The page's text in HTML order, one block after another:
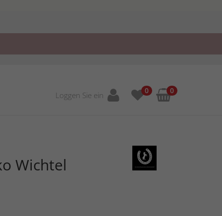
Loggen Sie ein 0 0
Wichtel